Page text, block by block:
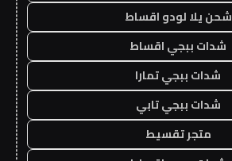
شحن يلا لودو اقساط
شدات ببجي اقساط
شدات ببجي تمارا
شدات ببجي تابي
متجر تقسيط